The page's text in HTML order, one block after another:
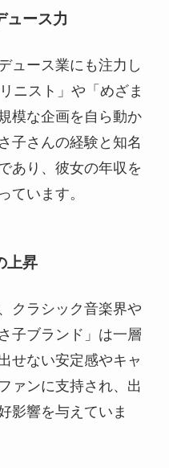
ュース力
ュース業にも注力し
ニスト」や「めざま
模な企画を自ら動か
子さんの経験と知名
あり、彼女の年収を
ています。
上昇
クラシック音楽界や
子ブランド」は一層
せない安定感やキャ
ァンに支持され、出
影響を与えていま